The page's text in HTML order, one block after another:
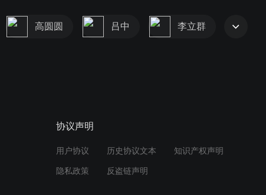
高圆圆 吕中 李立群
协议声明
用户协议 历史协议文本 知识产权声明
隐私政策 反盗链声明